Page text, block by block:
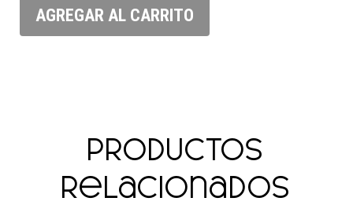
AGREGAR AL CARRITO
Productos
relacionados